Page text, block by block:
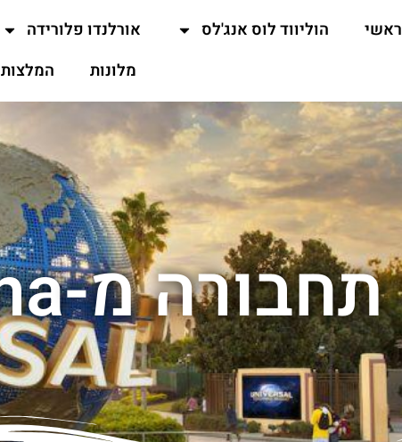
ראשי הוליווד לוס אנג'לס אורלנדו פלורידה
מלונות
המלצות
תחבורה מ-Terra Luna